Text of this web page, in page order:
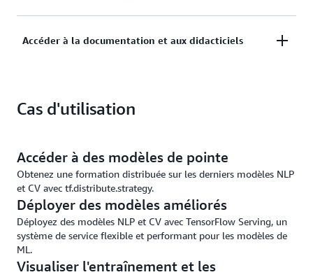
neuronaux profonds.
Entraînez et déployez vos modèles de deep learning
Accéder à la documentation et aux didacticiels
accélérer le développement de votre intelligence
Cas d'utilisation
Accéder à des modèles de pointe
Obtenez une formation distribuée sur les derniers modèles NLP
et CV avec tf.distribute.strategy.
Déployer des modèles améliorés
Déployez des modèles NLP et CV avec TensorFlow Serving, un
système de service flexible et performant pour les modèles de
ML.
Visualiser l'entraînement et les